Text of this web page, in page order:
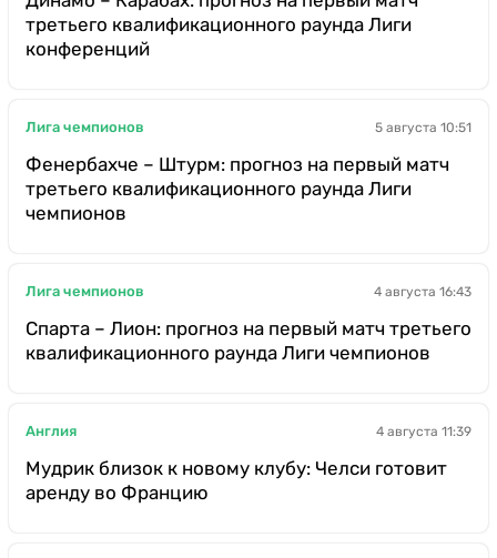
третьего квалификационного раунда Лиги
конференций
Лига чемпионов 5 августа 10:51
Фенербахче – Штурм: прогноз на первый матч
третьего квалификационного раунда Лиги
чемпионов
Лига чемпионов 4 августа 16:43
Спарта – Лион: прогноз на первый матч третьего
квалификационного раунда Лиги чемпионов
Англия 4 августа 11:39
Мудрик близок к новому клубу: Челси готовит
аренду во Францию